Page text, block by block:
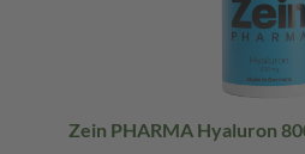
Zein PHARMA Hyaluron